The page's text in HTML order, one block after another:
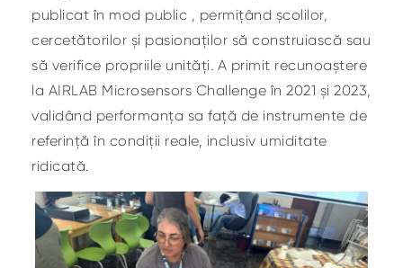
publicat în mod public , permițând școlilor,
cercetătorilor și pasionaților să construiască sau
să verifice propriile unități. A primit recunoaștere
la AIRLAB Microsensors Challenge în 2021 și 2023,
validând performanța sa față de instrumente de
referință în condiții reale, inclusiv umiditate
ridicată.